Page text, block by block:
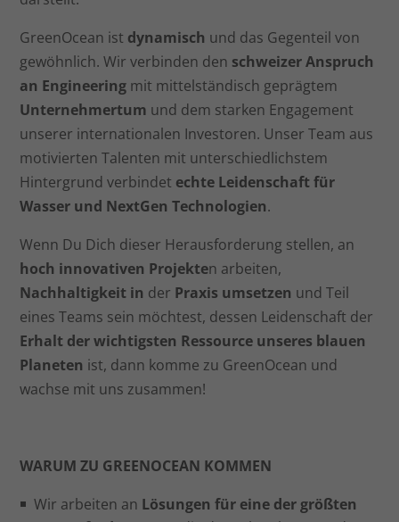
GreenOcean ist dynamisch und das Gegenteil von
gewöhnlich. Wir verbinden den schweizer Anspruch
an Engineering mit mittelständisch geprägtem
Unternehmertum und dem starken Engagement
unserer internationalen Investoren. Unser Team aus
motivierten Talenten mit unterschiedlichstem
Hintergrund verbindet echte Leidenschaft für
Wasser und NextGen Technologien.
Wenn Du Dich dieser Herausforderung stellen, an
hoch innovativen Projekten arbeiten,
Nachhaltigkeit in der Praxis umsetzen und Teil
eines Teams sein möchtest, dessen Leidenschaft der
Erhalt der wichtigsten Ressource unseres blauen
Planeten ist, dann komme zu GreenOcean und
wachse mit uns zusammen!
WARUMZU GREENOCEAN KOMMEN
Wir arbeiten an Lösungen für eine der größten